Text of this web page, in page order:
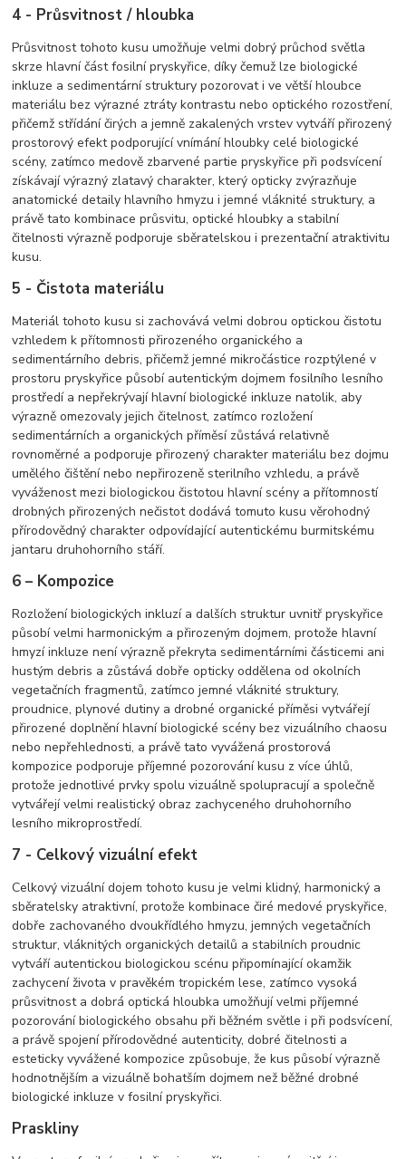
4 - Průsvitnost / hloubka
Průsvitnost tohoto kusu umožňuje velmi dobrý průchod světla
skrze hlavní část fosilní pryskyřice, díky čemuž lze biologické
inkluze a sedimentární struktury pozorovat i ve větší hloubce
materiálu bez výrazné ztráty kontrastu nebo optického rozostření,
přičemž střídání čirých a jemně zakalených vrstev vytváří přirozený
prostorový efekt podporující vnímání hloubky celé biologické
scény, zatímco medově zbarvené partie pryskyřice při podsvícení
získávají výrazný zlatavý charakter, který opticky zvýrazňuje
anatomické detaily hlavního hmyzu i jemné vláknité struktury, a
právě tato kombinace průsvitu, optické hloubky a stabilní
čitelnosti výrazně podporuje sběratelskou i prezentační atraktivitu
kusu.
5 - Čistota materiálu
Materiál tohoto kusu si zachovává velmi dobrou optickou čistotu
vzhledem k přítomnosti přirozeného organického a
sedimentárního debris, přičemž jemné mikročástice rozptýlené v
prostoru pryskyřice působí autentickým dojmem fosilního lesního
prostředí a nepřekrývají hlavní biologické inkluze natolik, aby
výrazně omezovaly jejich čitelnost, zatímco rozložení
sedimentárních a organických příměsí zůstává relativně
rovnoměrné a podporuje přirozený charakter materiálu bez dojmu
umělého čištění nebo nepřirozeně sterilního vzhledu, a právě
vyváženost mezi biologickou čistotou hlavní scény a přítomností
drobných přirozených nečistot dodává tomuto kusu věrohodný
přírodovědný charakter odpovídající autentickému burmitskému
jantaru druhohorního stáří.
6 – Kompozice
Rozložení biologických inkluzí a dalších struktur uvnitř pryskyřice
působí velmi harmonickým a přirozeným dojmem, protože hlavní
hmyzí inkluze není výrazně překryta sedimentárními částicemi ani
hustým debris a zůstává dobře opticky oddělena od okolních
vegetačních fragmentů, zatímco jemné vláknité struktury,
proudnice, plynové dutiny a drobné organické příměsi vytvářejí
přirozené doplnění hlavní biologické scény bez vizuálního chaosu
nebo nepřehlednosti, a právě tato vyvážená prostorová
kompozice podporuje příjemné pozorování kusu z více úhlů,
protože jednotlivé prvky spolu vizuálně spolupracují a společně
vytvářejí velmi realistický obraz zachyceného druhohorního
lesního mikroprostředí.
7 - Celkový vizuální efekt
Celkový vizuální dojem tohoto kusu je velmi klidný, harmonický a
sběratelsky atraktivní, protože kombinace čiré medové pryskyřice,
dobře zachovaného dvoukřídlého hmyzu, jemných vegetačních
struktur, vláknitých organických detailů a stabilních proudnic
vytváří autentickou biologickou scénu připomínající okamžik
zachycení života v pravěkém tropickém lese, zatímco vysoká
průsvitnost a dobrá optická hloubka umožňují velmi příjemné
pozorování biologického obsahu při běžném světle i při podsvícení,
a právě spojení přírodovědné autenticity, dobré čitelnosti a
esteticky vyvážené kompozice způsobuje, že kus působí výrazně
hodnotnějším a vizuálně bohatším dojmem než běžné drobné
biologické inkluze v fosilní pryskyřici.
Praskliny